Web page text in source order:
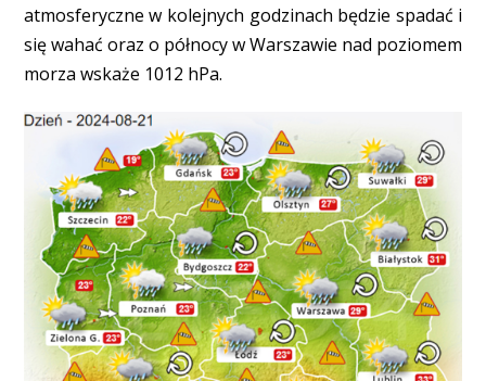
atmosferyczne w kolejnych godzinach będzie spadać i
się wahać oraz o północy w Warszawie nad poziomem
morza wskaże 1012 hPa.